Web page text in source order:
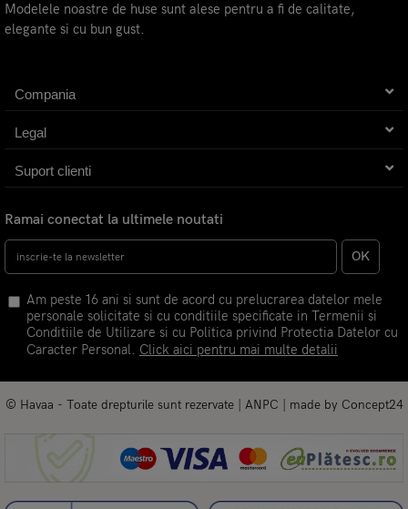
Modelele noastre de huse sunt alese pentru a fi de calitate,
elegante si cu bun gust.
Compania
Legal
Suport clienti
Ramai conectat la ultimele noutati
OK
Am peste 16 ani si sunt de acord cu prelucrarea datelor mele
personale solicitate si cu conditiile specificate in Termenii si
Conditiile de Utilizare si cu Politica privind Protectia Datelor cu
Caracter Personal. Click aici pentru mai multe detalii
© Havaa - Toate drepturile sunt rezervate | ANPC | made by Concept24